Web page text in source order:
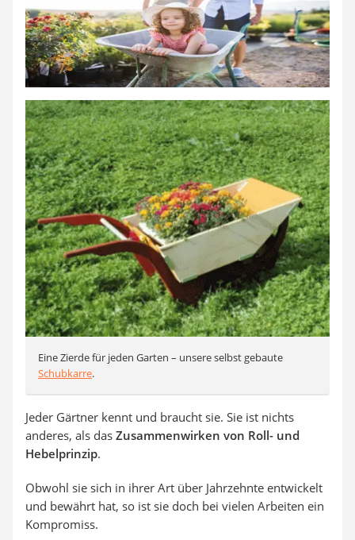
Eine Zierde für jeden Garten – unsere selbst gebaute
Schubkarre.
Jeder Gärtner kennt und braucht sie. Sie ist nichts
anderes, als das Zusammenwirken von Roll- und
Hebelprinzip.
Obwohl sie sich in ihrer Art über Jahrzehnte entwickelt
und bewährt hat, so ist sie doch bei vielen Arbeiten ein
Kompromiss.